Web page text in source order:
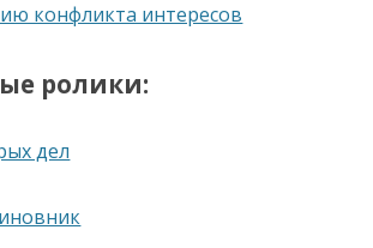
конфликта интересов
ролики:
дел